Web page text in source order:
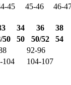
45 45-46
46-
34 36
38
50 50 50/52
54
92-96
104
104-107